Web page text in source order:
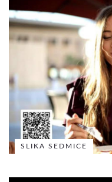
SLIKA SEDMICE